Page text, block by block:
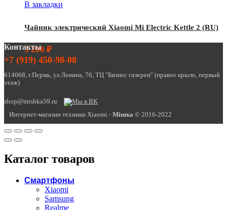
В закладки
Чайник электрический Xiaomi Mi Electric Kettle 2 (RU)
3 200 ₽
Контакты
+7 (919) 450-98-08
614068, г.Пермь, ул.Ленина, 76, ТЦ "Бизнес галереи" (правое крыло, первый
этаж)
shop@mishka59.ru
Интернет-магазин техники Xiaomi - Miшка © 2016-2022
Каталог товаров
Смартфоны
Xiaomi
Samsung
Realme